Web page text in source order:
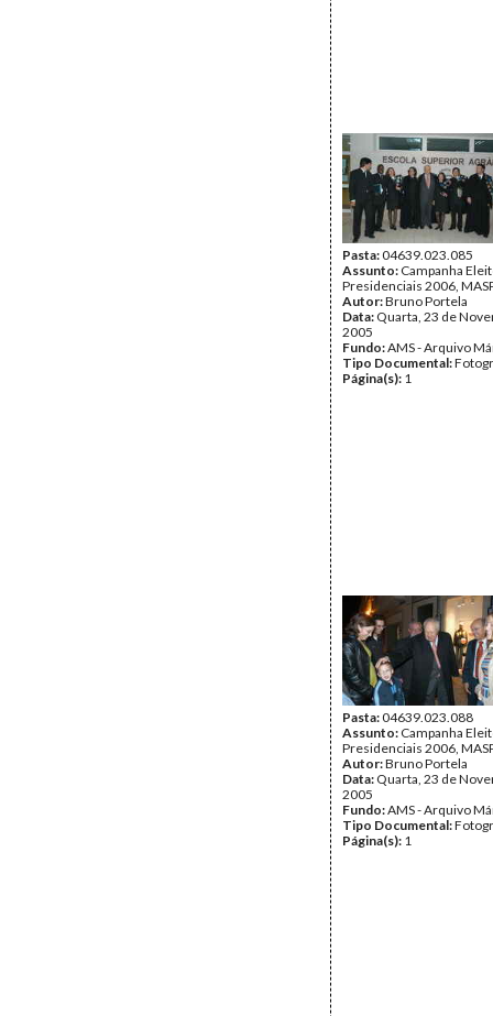
Pasta:04639.023.085
Assunto: Campanha
Presidenciais 2006,
Autor:Bruno Portela
Data: Quarta, 23 de
2005
Fundo:AMS - Arquivo
Tipo Documental:
Página(s): 1
Pasta:04639.023.088
Assunto: Campanha
Presidenciais 2006,
Autor:Bruno Portela
Data: Quarta, 23 de
2005
Fundo:AMS - Arquivo
Tipo Documental:
Página(s): 1